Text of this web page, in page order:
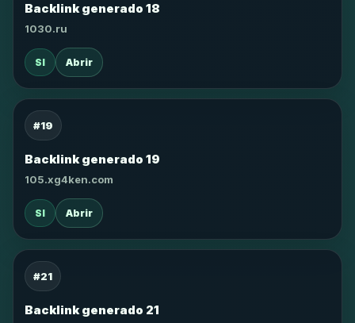
Backlink generado 18
1030.ru
SI Abrir
#19
Backlink generado 19
105.xg4ken.com
SI Abrir
#21
Backlink generado 21